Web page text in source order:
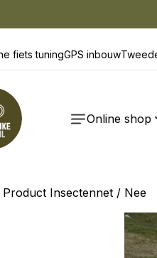
fiets tuningGPS inbouw
Online shop
Product Insectennet / Nee